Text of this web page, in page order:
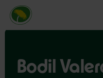
Miljöpartiet de gröna,
Bodil